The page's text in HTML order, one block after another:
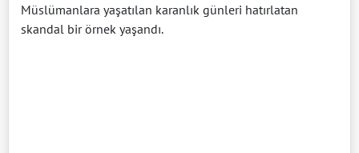
Müslümanlara yaşatılan karanlık günleri hatırlatan
skandal bir örnek yaşandı.